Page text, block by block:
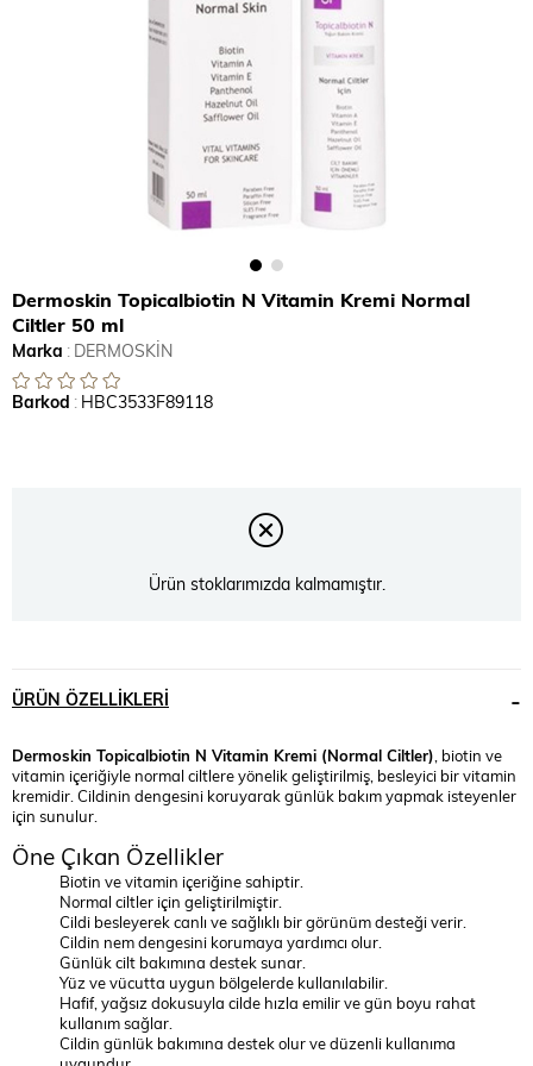
Dermoskin Topicalbiotin N Vitamin Kremi Normal
Ciltler 50 ml
Marka : DERMOSKİN
Barkod : HBC3533F89118
Ürün stoklarımızda kalmamıştır.
ÜRÜN ÖZELLIKLERI
Dermoskin Topicalbiotin N Vitamin Kremi (Normal Ciltler) , biotin ve
vitamin içeriğiyle normal ciltlere yönelik geliştirilmiş, besleyici bir vitamin
kremidir. Cildinin dengesini koruyarak günlük bakım yapmak isteyenler
için sunulur.
Öne Çıkan Özellikler
Biotin ve vitamin içeriğine sahiptir.
Normal ciltler için geliştirilmiştir.
Cildi besleyerek canlı ve sağlıklı bir görünüm desteği verir.
Cildin nem dengesini korumaya yardımcı olur.
Günlük cilt bakımına destek sunar.
Yüz ve vücutta uygun bölgelerde kullanılabilir.
Hafif, yağsız dokusuyla cilde hızla emilir ve gün boyu rahat
kullanım sağlar.
Cildin günlük bakımına destek olur ve düzenli kullanıma